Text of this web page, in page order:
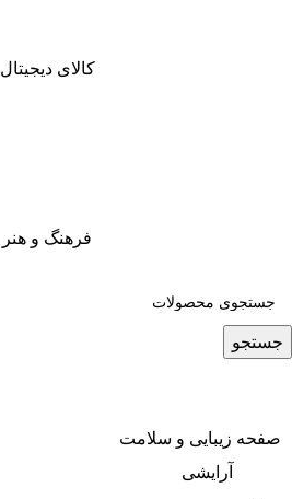
کالای دیجیتال
فرهنگ و هنر
جستجو
صفحه زیبایی و سلامت
آرایشی